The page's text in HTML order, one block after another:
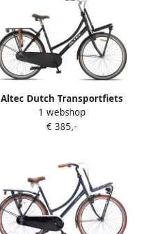
Altec Dutch Transportfiets
28 Inch 50 cm Dames 3V
Terugtraprem Matzwart
1 webshop
€ 385,-